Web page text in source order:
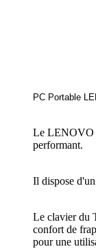
PC Portable
Le LENOVO
performant.
Il dispose
Le clavier du
confort de
pour une